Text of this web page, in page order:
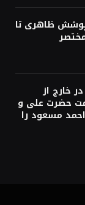
پوشش ظاهری تا
خارج از
حضرت علی و
مسعود را